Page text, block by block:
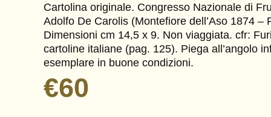
Cartolina originale. Congresso Nazionale di
Adolfo De Carolis (Montefiore dell’Aso 1874
Dimensioni cm 14,5 x 9. Non viaggiata. cfr:
cartoline italiane (pag. 125). Piega all’angolo
esemplare in buone condizioni.
€60